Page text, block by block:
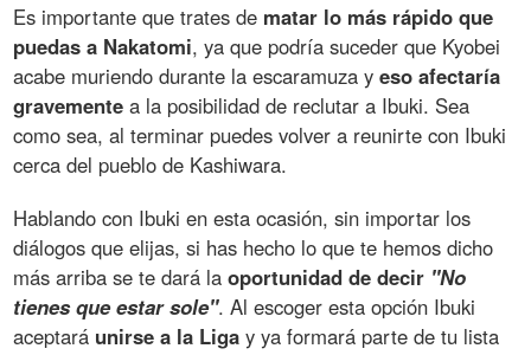
Es importante que trates de matar lo más rápido que
puedas a Nakatomi, ya que podría suceder que Kyobei
acabe muriendo durante la escaramuza yeso afectaría
gravemente a la posibilidad de reclutar a Ibuki. Sea
como sea, al terminar puedes volver a reunirte con Ibuki
cerca del pueblo de Kashiwara.
Hablando con Ibuki en esta ocasión, sin importar los
diálogos que elijas, si has hecho lo que te hemos dicho
más arriba se te dará laoportunidad de decir "No
tienes que estar sole". Al escoger esta opción Ibuki
aceptará unirse a la Liga y ya formará parte de tu lista